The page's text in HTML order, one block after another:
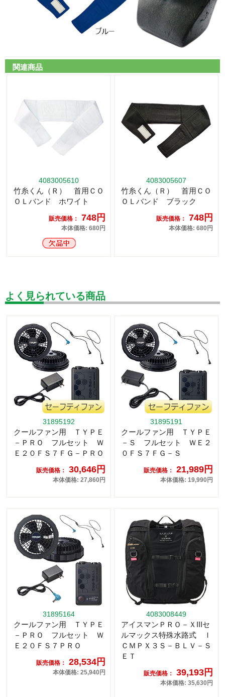
関連商品
4083005610
竹糸くん（Ｒ） 首用ＣＯ
ＯＬバンド ホワイト
販売価格： 748円
本体価格: 680円
4083005607
竹糸くん（Ｒ） 首用ＣＯ
ＯＬバンド ブラック
販売価格： 748円
本体価格: 680円
よく見られている商品
31895192
クールファン用 ＴＹＰＥ
－ＰＲＯ フルセット Ｗ
Ｅ２０ＦＳ７ＦＧ－ＰＲＯ
販売価格： 30,646円
本体価格: 27,860円
31895191
クールファン用 ＴＹＰＥ
－Ｓ フルセット ＷＥ２
０ＦＳ７ＦＧ－Ｓ
販売価格： 21,989円
本体価格: 19,990円
31895164
クールファン用 ＴＹＰＥ
－ＰＲＯ フルセット Ｗ
Ｅ２０ＦＳ７ＰＲＯ
販売価格： 28,534円
本体価格: 25,940円
4083008449
アイスマンＰＲＯ－ＸIIIセ
ルマックス特殊水路式 Ｉ
ＣＭＰＸ３Ｓ－ＢＬＶ－Ｓ
ＥＴ
販売価格： 39,193円
本体価格: 35,630円